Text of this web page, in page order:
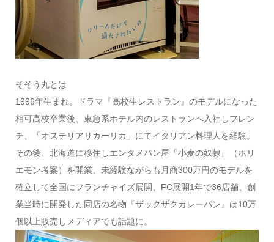
そそう丸とは
1996年生まれ。ドラマ『高校生レストラン』のモデルになった
相可高校卒業後、東急系ホテル内のレストランへ入社しフレン
チ、「オステリアリカーリカ」にてイタリアン料理人を経験。
その後、北海道に移住しエンタメパン屋「小麦の奴隷」（ホリ
エモン考案）を開業、未経験ながらも月商300万円のモデルを
確立して全国にフランチャイズ展開、FC展開1年で36店舗、創
業当時に開発した同店の名物『ザックザクカレーパン』は10万
個以上販売しメディアでも話題に。